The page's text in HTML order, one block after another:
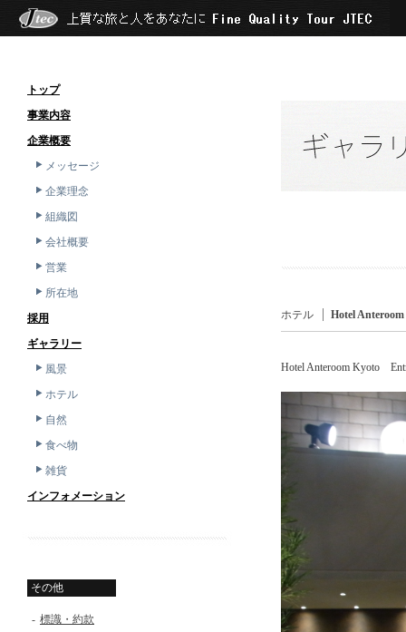
トップ
事業内容
企業概要
メッセージ
企業理念
組織図
会社概要
営業
所在地
採用
ギャラリー
風景
ホテル
自然
食べ物
雑貨
インフォメーション
その他
- 標識・約款
ホテル Hotel
Hotel Anteroom Kyoto